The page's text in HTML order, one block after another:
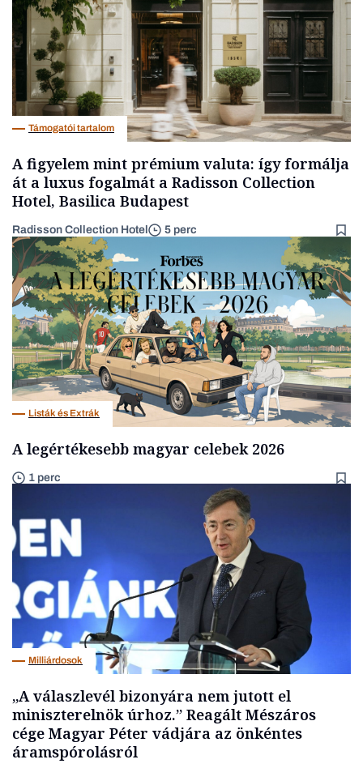
Támogatói tartalom
A figyelem mint prémium valuta: így formálja
át a luxus fogalmát a Radisson Collection
Hotel, Basilica Budapest
Radisson Collection Hotel 5 perc
Listák és Extrák
A legértékesebb magyar celebek 2026
1 perc
Milliárdosok
„A válaszlevél bizonyára nem jutott el
miniszterelnök úrhoz.” Reagált Mészáros
cége Magyar Péter vádjára az önkéntes
áramspórolásról